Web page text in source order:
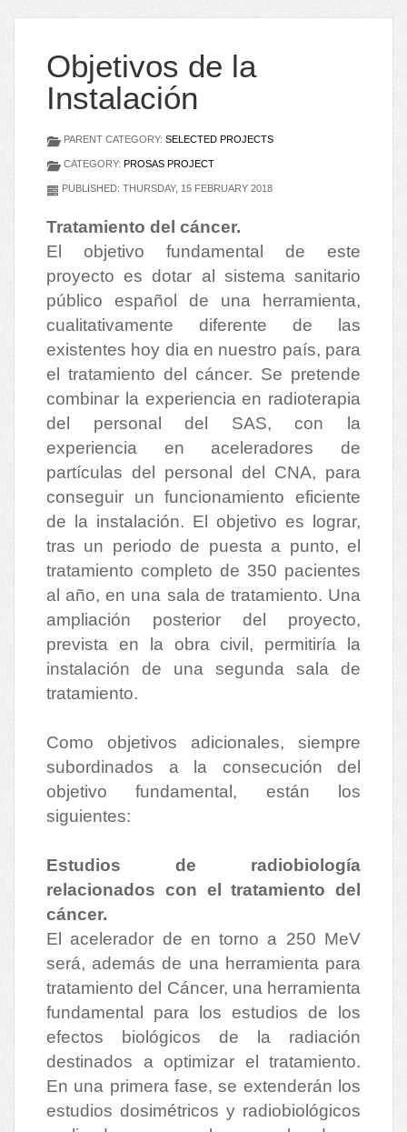
Objetivos de la
Instalación
PARENT CATEGORY: SELECTED PROJECTS
CATEGORY: PROSAS PROJECT
PUBLISHED: THURSDAY, 15 FEBRUARY 2018
Tratamiento del cáncer.
El objetivo fundamental de este
proyecto es dotar al sistema sanitario
público español de una herramienta,
cualitativamente diferente de las
existentes hoy dia en nuestro país, para
el tratamiento del cáncer. Se pretende
combinar la experiencia en radioterapia
del personal del SAS, con la
experiencia en aceleradores de
partículas del personal del CNA, para
conseguir un funcionamiento eficiente
de la instalación. El objetivo es lograr,
tras un periodo de puesta a punto, el
tratamiento completo de 350 pacientes
al año, en una sala de tratamiento. Una
ampliación posterior del proyecto,
prevista en la obra civil, permitiría la
instalación de una segunda sala de
tratamiento.
Como objetivos adicionales, siempre
subordinados a la consecución del
objetivo fundamental, están los
siguientes:
Estudios de radiobiología
relacionados con el tratamiento del
cáncer.
El acelerador de en torno a 250 MeV
será, además de una herramienta para
tratamiento del Cáncer, una herramienta
fundamental para los estudios de los
efectos biológicos de la radiación
destinados a optimizar el tratamiento.
En una primera fase, se extenderán los
estudios dosimétricos y radiobiológicos